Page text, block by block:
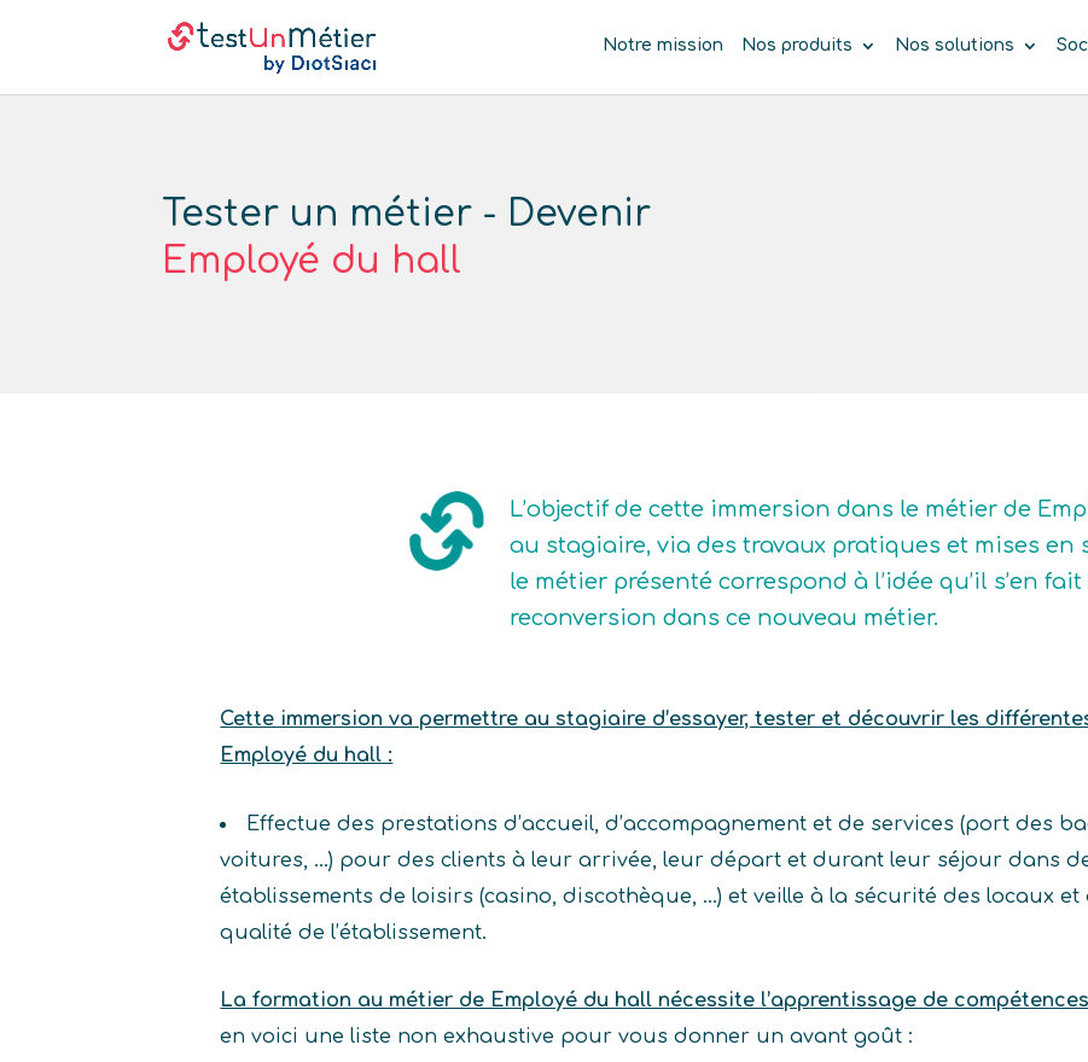
Notre mission Nos produits Nos solutions
Tester un métier - Devenir
Employé du hall
L’objectif de cette immersion dans le métier de
au stagiaire, via des travaux pratiques et mises
le métier présenté correspond à l’idée qu’il s’en
reconversion dans ce nouveau métier.
Cette immersion va permettre au stagiaire d’essayer, tester et découvrir les
Employé du hall :
Effectue des prestations d’accueil, d’accompagnement et de services (port des
voitures, …) pour des clients à leur arrivée, leur départ et durant leur séjour dans
établissements de loisirs (casino, discothèque, …) et veille à la sécurité des locaux
qualité de l’établissement.
La formation au métier de Employé du hall nécessite l’apprentissage de
en voici une liste non exhaustive pour vous donner un avant goût :